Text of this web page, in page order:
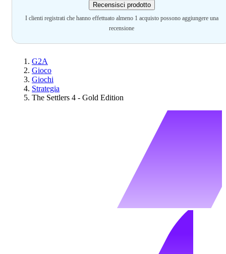
Recensisci prodotto
I clienti registrati che hanno effettuato almeno 1 acquisto possono aggiungere una
recensione
G2A
Gioco
Giochi
Strategia
The Settlers 4 - Gold Edition